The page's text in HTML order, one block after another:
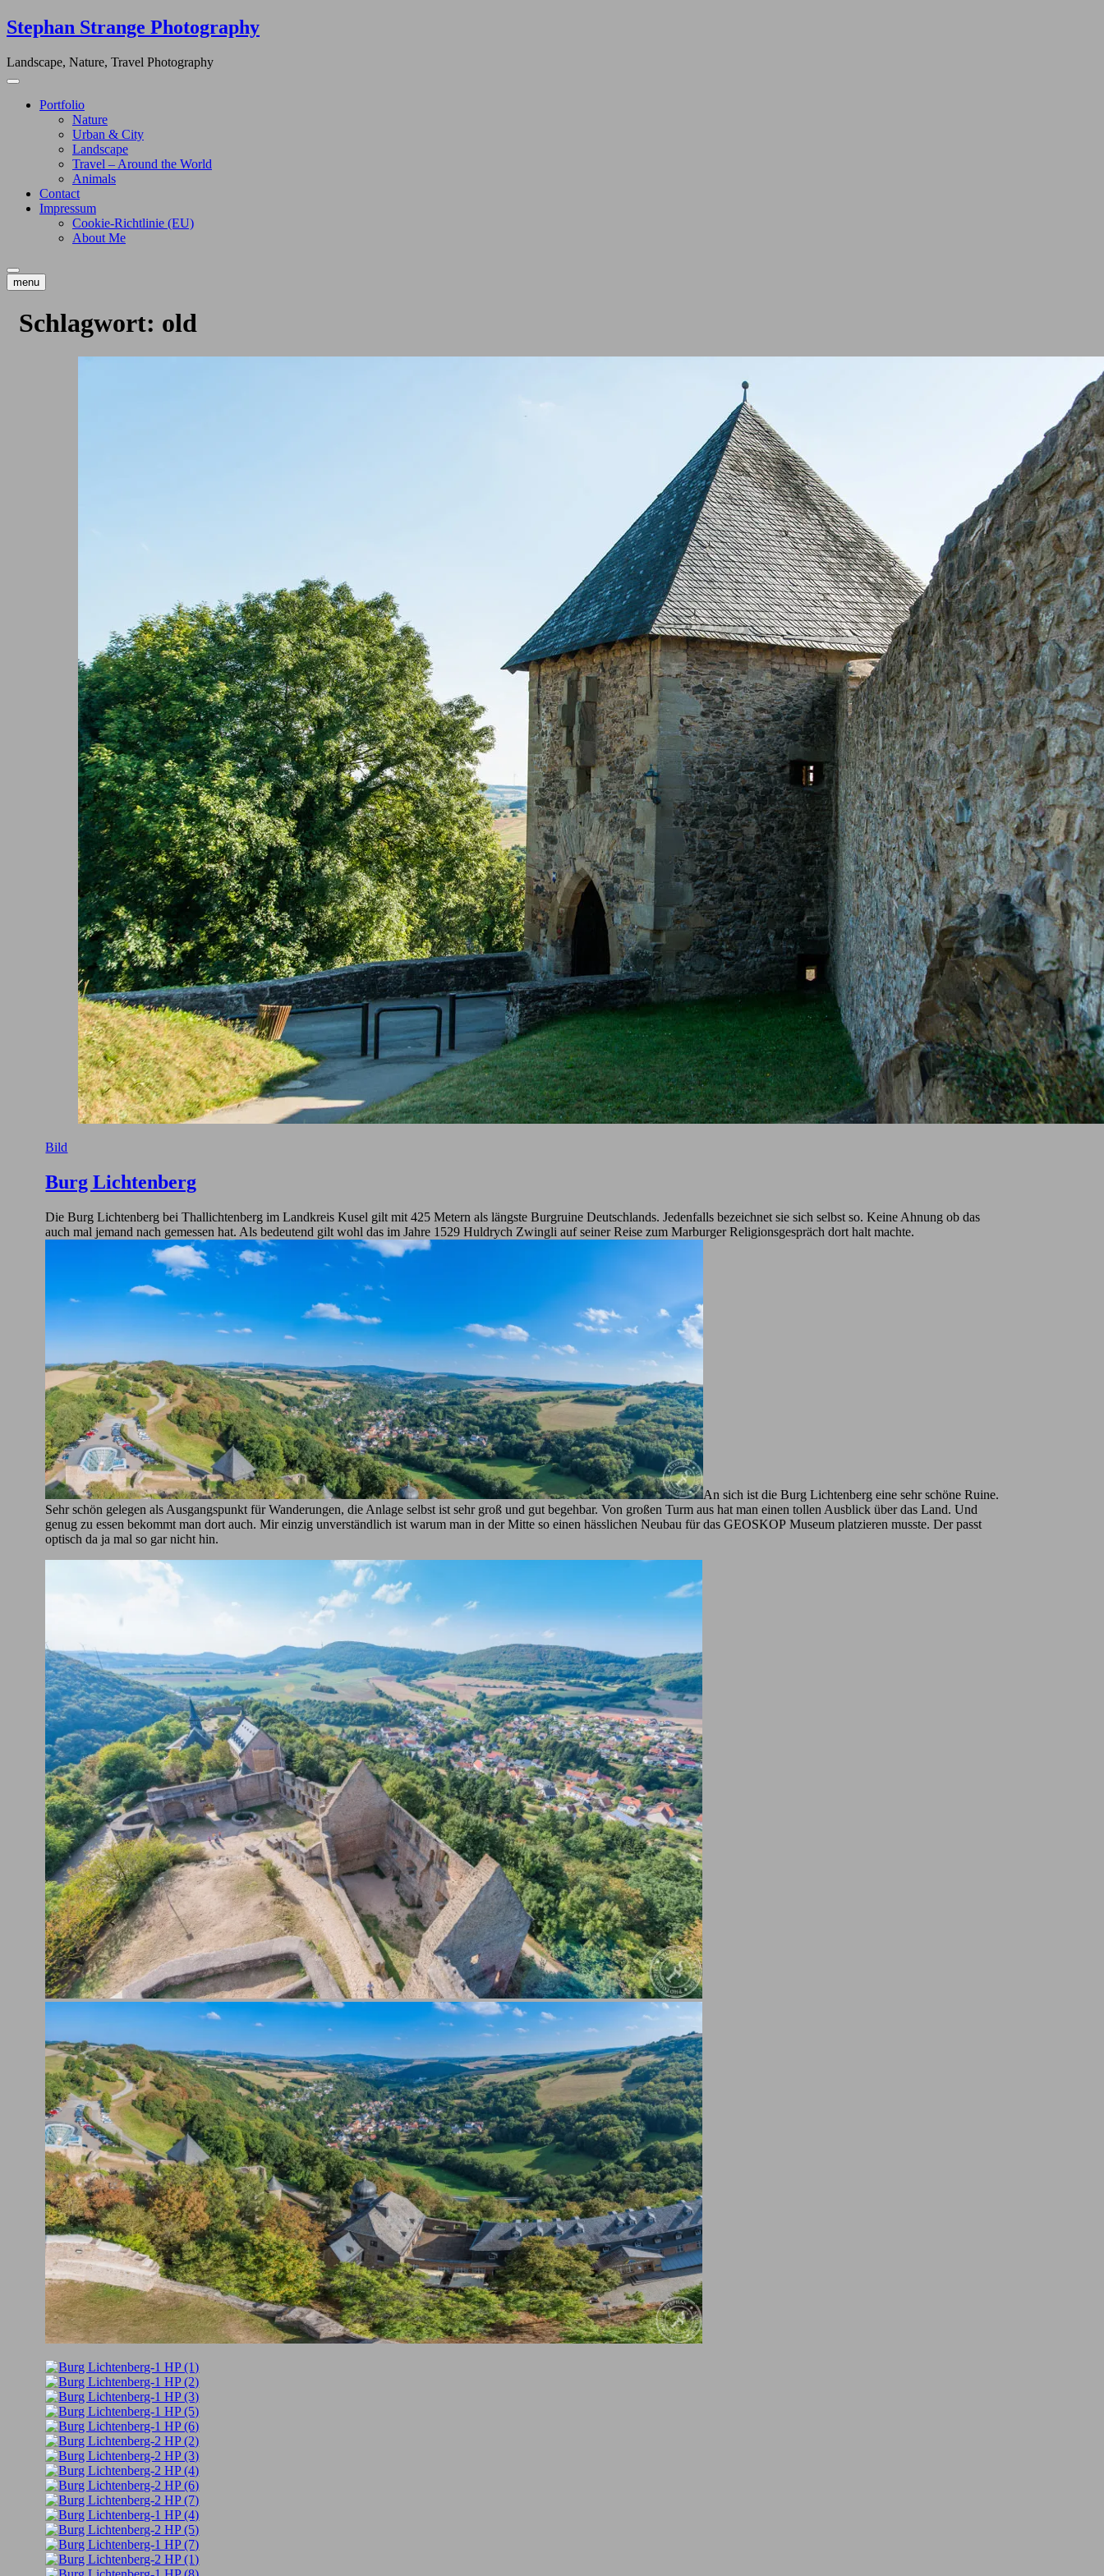
Skip
to
Stephan Strange Photography
Landscape, Nature, Travel Photography
Portfolio
Nature
Urban & City
Landscape
Travel – Around the World
Animals
Contact
Impressum
Cookie-Richtlinie (EU)
About Me
menu
Schlagwort: old
Bild
Burg Lichtenberg
Die Burg Lichtenberg bei Thallichtenberg im Landkreis Kusel gilt mit 425 Metern als längste Burgruine Deutschlands. Jedenfalls bezeichnet sie sich selbst so. Keine Ahnung ob das
auch mal jemand nach gemessen hat. Als bedeutend gilt wohl das im Jahre 1529 Huldrych Zwingli auf seiner Reise zum Marburger Religionsgespräch dort halt machte.
An sich ist die Burg Lichtenberg eine sehr schöne Ruine.
Sehr schön gelegen als Ausgangspunkt für Wanderungen, die Anlage selbst ist sehr groß und gut begehbar. Von großen Turm aus hat man einen tollen Ausblick über das Land. Und
genug zu essen bekommt man dort auch. Mir einzig unverständlich ist warum man in der Mitte so einen hässlichen Neubau für das GEOSKOP Museum platzieren musste. Der passt
optisch da ja mal so gar nicht hin.